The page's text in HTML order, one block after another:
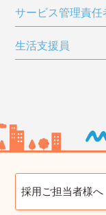
サービス管理責任
生活支援員
採用ご担当者様へ